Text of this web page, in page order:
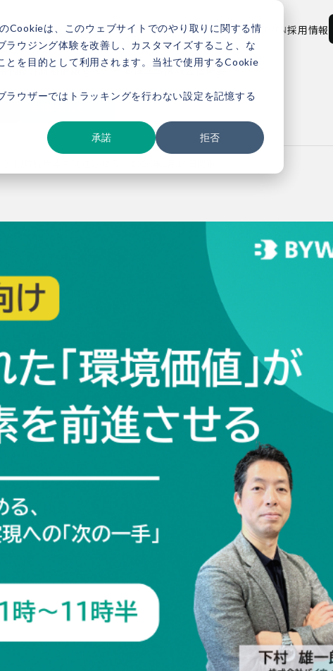
Cookieは、このウェブサイトでのやり取りに関する情
ウジング体験を改善し、カスタマイズすること、な
とを目的として利用されます。当社で使用するCookie
ウザーではトラッキングを行わない設定を記憶する
承諾 拒否
JP EN採用情報
例紹介新着情報セミナーお役立ち情報会社概要